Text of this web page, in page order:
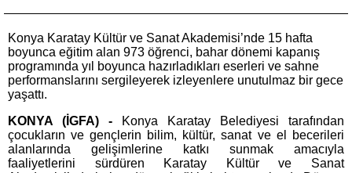
Konya Karatay Kültür ve Sanat Akademisi’nde 15 hafta
boyunca eğitim alan 973 öğrenci, bahar dönemi kapanış
programında yıl boyunca hazırladıkları eserleri ve sahne
performanslarını sergileyerek izleyenlere unutulmaz bir gece
yaşattı.
KONYA (İGFA) -
Konya Karatay Belediyesi tarafından
çocukların ve gençlerin bilim, kültür, sanat ve el becerileri
alanlarında gelişimlerine katkı sunmak amacıyla
faaliyetlerini sürdüren Karatay Kültür ve Sanat